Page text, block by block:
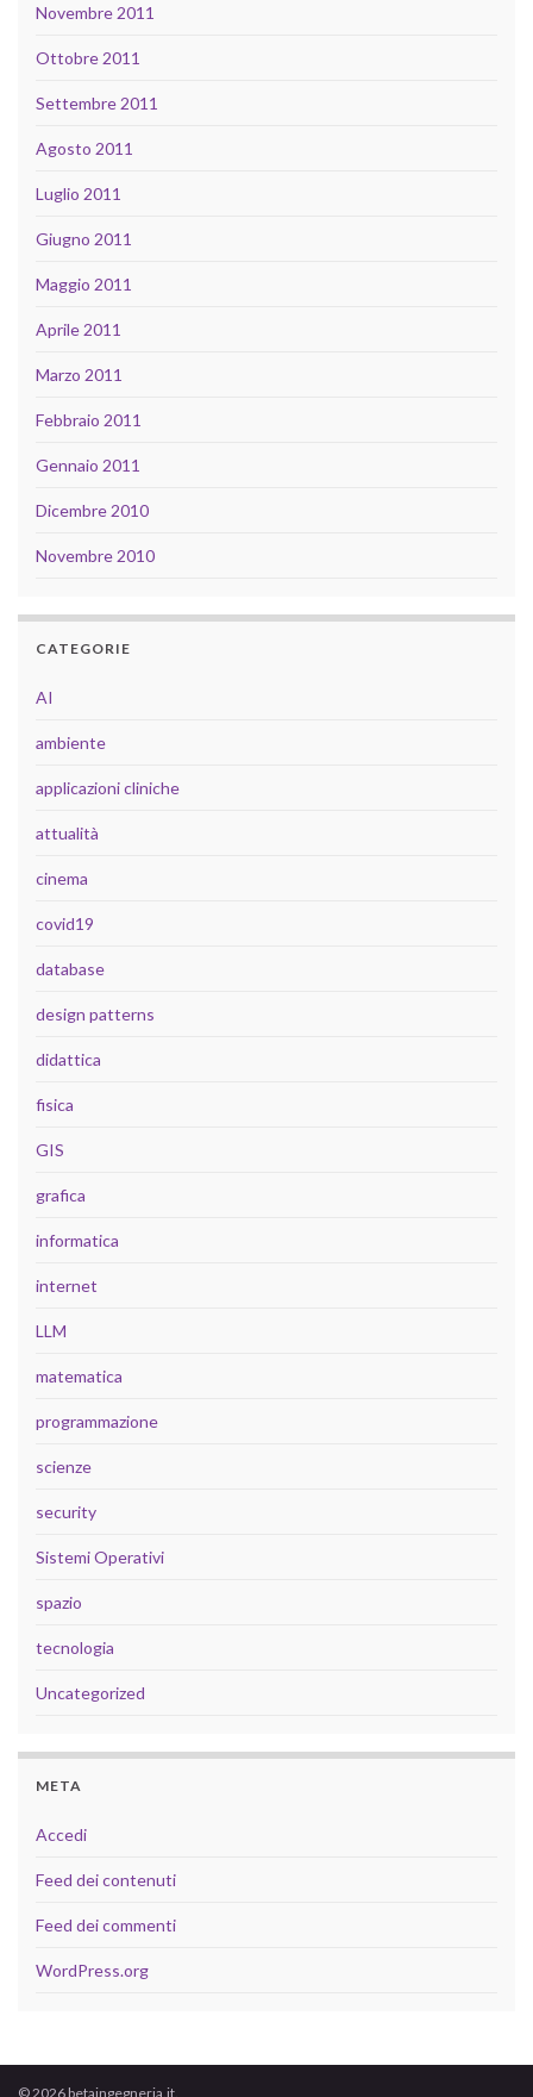
Novembre 2011
Ottobre 2011
Settembre 2011
Agosto 2011
Luglio 2011
Giugno 2011
Maggio 2011
Aprile 2011
Marzo 2011
Febbraio 2011
Gennaio 2011
Dicembre 2010
Novembre 2010
CATEGORIE
AI
ambiente
applicazioni cliniche
attualità
cinema
covid19
database
design patterns
didattica
fisica
GIS
grafica
informatica
internet
LLM
matematica
programmazione
scienze
security
Sistemi Operativi
spazio
tecnologia
Uncategorized
META
Accedi
Feed dei contenuti
Feed dei commenti
WordPress.org
© 2026 betaingegneria.it.